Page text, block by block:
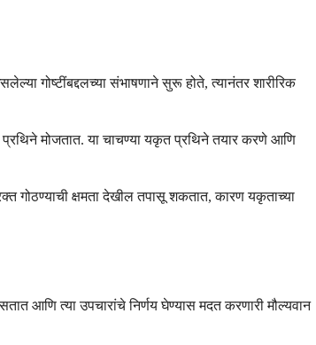
गोष्टींबद्दलच्या संभाषणाने सुरू होते, त्यानंतर शारीरिक
प्रथिने मोजतात. या चाचण्या यकृत प्रथिने तयार करणे आणि
गोठण्याची क्षमता देखील तपासू शकतात, कारण यकृताच्या
आणि त्या उपचारांचे निर्णय घेण्यास मदत करणारी मौल्यवान